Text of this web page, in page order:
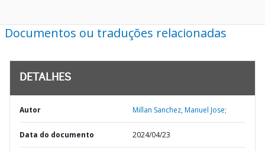
Documentos ou traduções relacionadas
DETALHES
Autor Millan Sanchez, Manuel Jose;
Data do documento 2024/04/23